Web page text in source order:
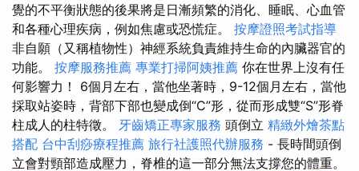
覺的不平衡狀態的後果將是日漸頻繁的消化、睡眠、心血管
和各種心理疾病，例如焦慮或恐慌症。 按摩證照考試指導
非自願（又稱植物性）神經系統負責維持生命的內臟器官的
功能。 按摩服務推薦 專業打掃阿姨推薦 你在世界上沒有任
何影響力！ 6個月左右，當他坐著時，9-12個月左右，當他
採取站姿時，背部下部也變成倒“C”形，從而形成雙“S”形脊
柱成人的柱特徵。 牙齒矯正專家服務 頭倒立 精緻外燴茶點
搭配 台中刮痧療程推薦 旅行社護照代辦服務 - 長時間頭倒
立會對頸部造成壓力，脊椎的這一部分無法支撐您的體重。